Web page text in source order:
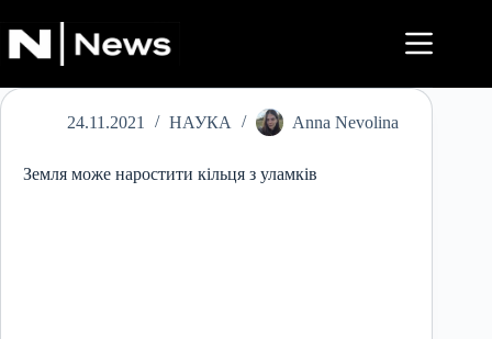
до
вмісту
24.11.2021 НАУКА Anna Nevolina
Земля може наростити кільця з уламків